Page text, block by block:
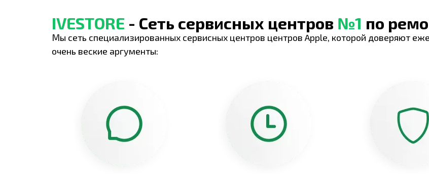
IVESTORE - Сеть сервисных центров №1 по
Мы сеть специализированных сервисных центров центров Apple, которой доверяют
очень веские аргументы: